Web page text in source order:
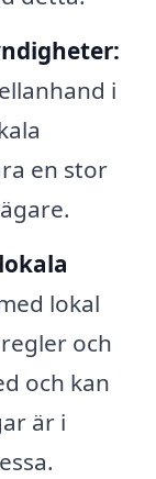
i
en stor
lokal
och
och kan
är i